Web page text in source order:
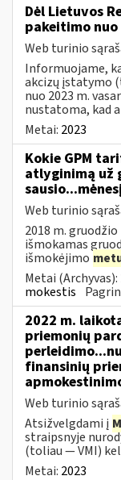
Dėl Lietuvos
pakeitimo nuo
Web turinio
Informuojame,
akcizų įstatymo
nuo 2023 m.
nustatoma, kad
Metai: 2023
Kokie GPM
atlyginimą už
sausio...mėnesį
Web turinio
2018 m.
išmokamas
išmokėjimo
Metai (Archyvas):
mokestis
2022 m.
priemonių
finansinių
Web turinio
Atsižvelgdami į
straipsnyje
(toliau — VMI)
Metai: 2023